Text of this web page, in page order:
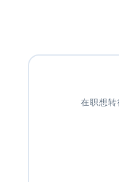
在职想